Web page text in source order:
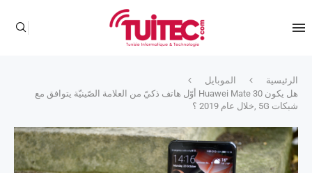
الرئيسية
الموبايل
هل يكون Huawei Mate 30 أوّل هاتف ذكيّ من العلامة الصّينيّة يتوافق مع
شبكات 5G ,خلال عام 2019 ؟